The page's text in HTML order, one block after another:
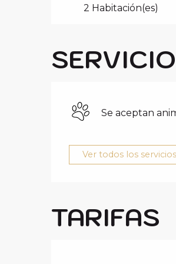
2 Habitación(es)
Se aceptan
Ver todos los servicios
TARIFAS